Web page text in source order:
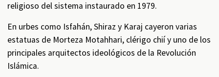
religioso del sistema instaurado en 1979.
En urbes como Isfahán, Shiraz y Karaj cayeron varias
estatuas de Morteza Motahhari, clérigo chií y uno de los
principales arquitectos ideológicos de la Revolución
Islámica.